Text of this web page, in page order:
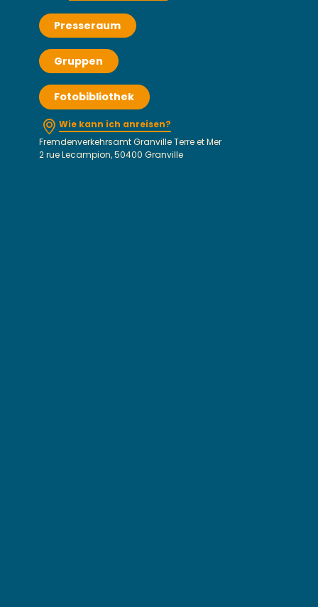
Presseraum
Gruppen
Fotobibliothek
Wie kann ich anreisen?
Fremdenverkehrsamt Granville Terre et Mer
2 rue Lecampion, 50400 Granville